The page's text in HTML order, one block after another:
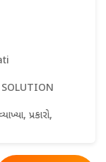
SOLUTION
પ્રકારો,